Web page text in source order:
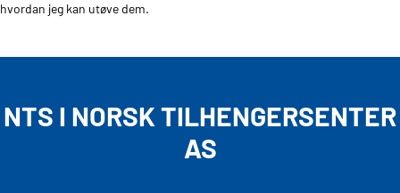
hvordan jeg kan utøve dem.
NTS I NORSK TILHENGERSENTER
AS